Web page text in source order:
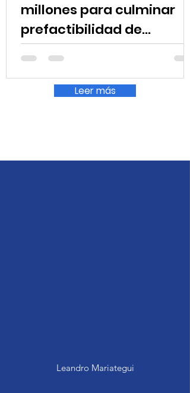
millones para culminar
prefactibilidad de
expansión de Chapi
Leer más
Leandro Mariategui